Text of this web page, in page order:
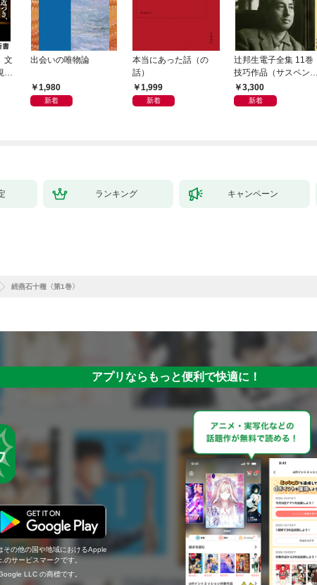
文
出会いの唯物論
1,980
新着
本当にあった話（の
話）
1,999
新着
辻邦生電子全集 11巻
技巧作品（サスペン
ス・ミステリー） 『眞
晝の海への旅』『黄金
3,300
新着
ランキング キャンペーン
続燕石十種〈第1巻〉
アプリならもっと便利で快適に！
の他の国や地域におけるApple
サービスマークです。
LLC の商標です。